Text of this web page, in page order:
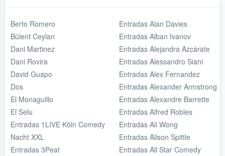
Berto Romero
Bülent Ceylan
Dani Martinez
Dani Rovira
David Guapo
Dos
El Monaguillo
El Selu
Entradas 1LIVE Köln Comedy
Nacht XXL
Entradas 3Peat
Entradas Alan Davies
Entradas Alban Ivanov
Entradas Alejandra Azcárate
Entradas Alessandro Siani
Entradas Alex Fernandez
Entradas Alexander Armstrong
Entradas Alexandre Barrette
Entradas Alfred Robles
Entradas Ali Wong
Entradas Alison Spittle
Entradas All Star Comedy